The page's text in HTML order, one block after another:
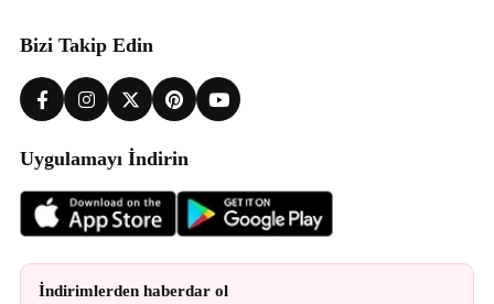
Bizi Takip Edin
Uygulamayı İndirin
İndirimlerden haberdar ol